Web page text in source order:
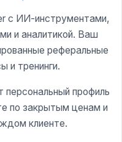
с ИИ-инструментами,
и аналитикой. Ваш
реферальные
и тренинги.
профиль
по закрытым ценам и
клиенте.